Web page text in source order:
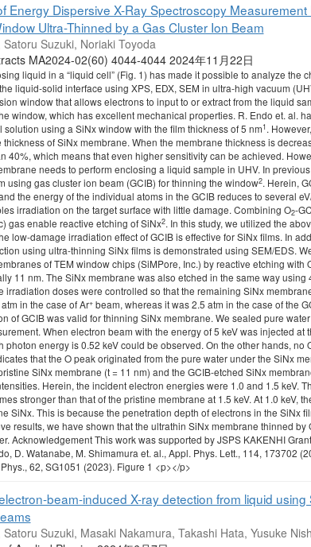
Energy Dispersive X-Ray Spectroscopy
Ultra-Thinned by a Gas Cluster Ion Beam
Suzuki, Noriaki Toyoda
MA2024-02(60) 4044-4044 2024年11月22日
liquid in a “liquid cell” (Fig. 1) has made it possible to analyze the
liquid-solid interface using XPS, EDX, SEM in ultra-high vacuum
window that allows electrons to input to or extract from the liquid
window, which has excellent mechanical properties. R. Endo et. al.
solution using a SiNx window with the film thickness of 5 nm1 .
of SiNx membrane. When the membrane thickness is
40%, which means that even higher sensitivity can be achieved.
needs to perform enclosing a liquid sample in UHV. In
using gas cluster ion beam (GCIB) for thinning the window2. Herein,
the energy of the individual atoms in the GCIB reduces to several
irradiation on the target surface with little damage. Combining O2-
gas enable reactive etching of SiNx2. In this study, we utilized the
low-damage irradiation effect of GCIB is effective for SiNx films. In
using ultra-thinning SiNx films is demonstrated using SEM/EDS.
of TEM window chips (SiMPore, Inc.) by reactive etching with
11 nm. The SiNx membrane was also etched in the same way using
irradiation doses were controlled so that the remaining SiNx
in the case of Ar+beam, whereas it was 2.5 atm in the case of the
of GCIB was valid for thinning SiNx membrane. We sealed pure
When electron beam with the energy of 5 keV was injected at
photon energy is 0.52 keV could be observed. On the other hands, no
that the O peak originated from the pure water under the SiNx
SiNx membrane (t = 11 nm) and the GCIB-etched SiNx
Herein, the incident electron energies were 1.0 and 1.5 keV.
stronger than that of the pristine membrane at 1.5 keV. At 1.0 keV,
SiNx. This is because the penetration depth of electrons in the SiNx
results, we have shown that the ultrathin SiNx membrane thinned
Acknowledgement This work was supported by JSPS KAKENHI
D. Watanabe, M. Shimamura et. al., Appl. Phys. Lett., 114, 173702
62, SG1051 (2023). Figure 1 <p></p>
beam-induced X-ray detection from liquid
Suzuki, Masaki Nakamura, Takashi Hata, Yusuke